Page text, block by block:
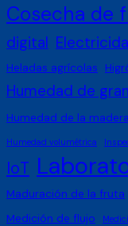
Cosecha de
digital
Heladas agrícolas
Humedad de
Humedad de la madera
Humedad volumétrica
IoT
Maduración de la fruta
Medición de flujo